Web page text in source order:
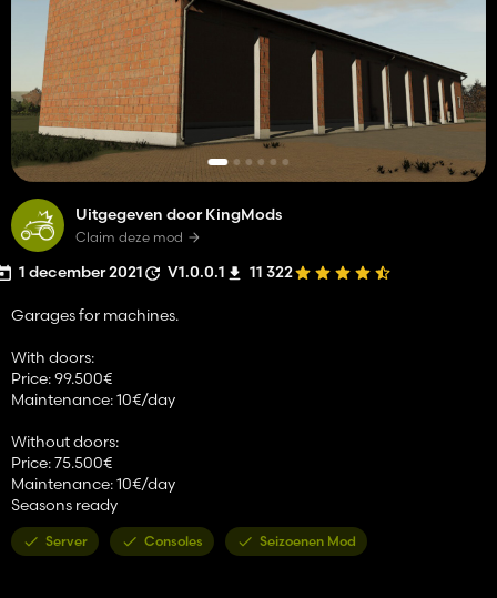
Uitgegeven door KingMods
Claim deze mod
1 december 2021 V1.0.0.1 11 322
Garages for machines.
With doors:
Price: 99.500€
Maintenance: 10€/day
Without doors:
Price: 75.500€
Maintenance: 10€/day
Seasons ready
Server Consoles Seizoenen Mod